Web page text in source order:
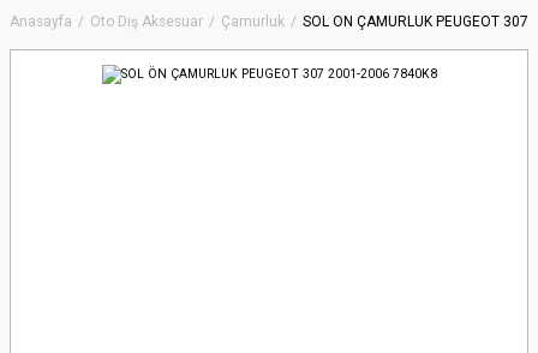
Anasayfa Oto Dış Aksesuar Çamurluk SOL ÖN ÇAMURLUK PEUGEOT